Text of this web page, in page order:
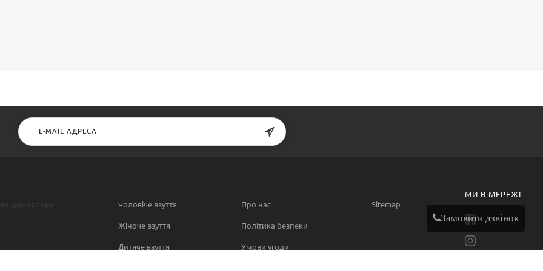
Чоловіче взуття
Жіноче взуття
Дитяче взуття
Про нас
Політика безпеки
Умови угоди
Sitemap
МИ В МЕРЕЖІ
Замовити дзвінок